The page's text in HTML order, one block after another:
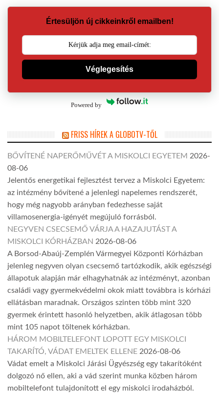
Értesüljön új cikkeinkről emailben!
Véglegesítés
Powered by
FRISS HÍREK A GLOBOTV-TŐL
BŐVÍTENÉ NAPERŐMŰVÉT A MISKOLCI EGYETEM 2026-
08-06
Jelentős energetikai fejlesztést tervez a Miskolci Egyetem:
az intézmény bővítené a jelenlegi napelemes rendszerét,
hogy még nagyobb arányban fedezhesse saját
villamosenergia-igényét megújuló forrásból.
NEGYVEN CSECSEMŐ VÁRJA A HAZAJUTÁST A
MISKOLCI KÓRHÁZBAN 2026-08-06
A Borsod-Abaúj-Zemplén Vármegyei Központi Kórházban
jelenleg negyven olyan csecsemő tartózkodik, akik egészségi
állapotuk alapján már elhagyhatnák az intézményt, azonban
családi vagy gyermekvédelmi okok miatt továbbra is kórházi
ellátásban maradnak. Országos szinten több mint 320
gyermek érintett hasonló helyzetben, akik átlagosan több
mint 105 napot töltenek kórházban.
HÁROM MOBILTELEFONT LOPOTT EGY MISKOLCI
TAKARÍTÓ, VÁDAT EMELTEK ELLENE 2026-08-06
Vádat emelt a Miskolci Járási Ügyészség egy takarítóként
dolgozó nő ellen, aki a vád szerint munka közben három
mobiltelefont tulajdonított el egy miskolci irodaházból.